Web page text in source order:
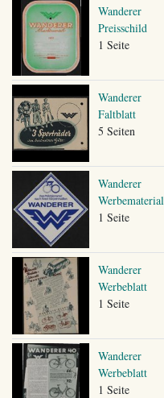
Wanderer
Preisschild
1 Seite
Wanderer
Faltblatt
5 Seiten
Wanderer
Werbematerial
1 Seite
Wanderer
Werbeblatt
1 Seite
Wanderer
Werbeblatt
1 Seite